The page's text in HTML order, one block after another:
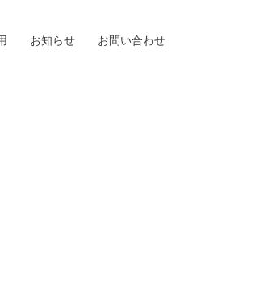
お知らせ お問い合わせ